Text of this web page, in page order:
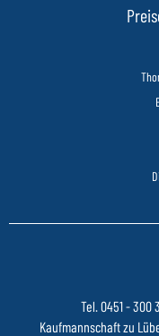
Tel. 0451 - 300
Kaufmannschaft zu